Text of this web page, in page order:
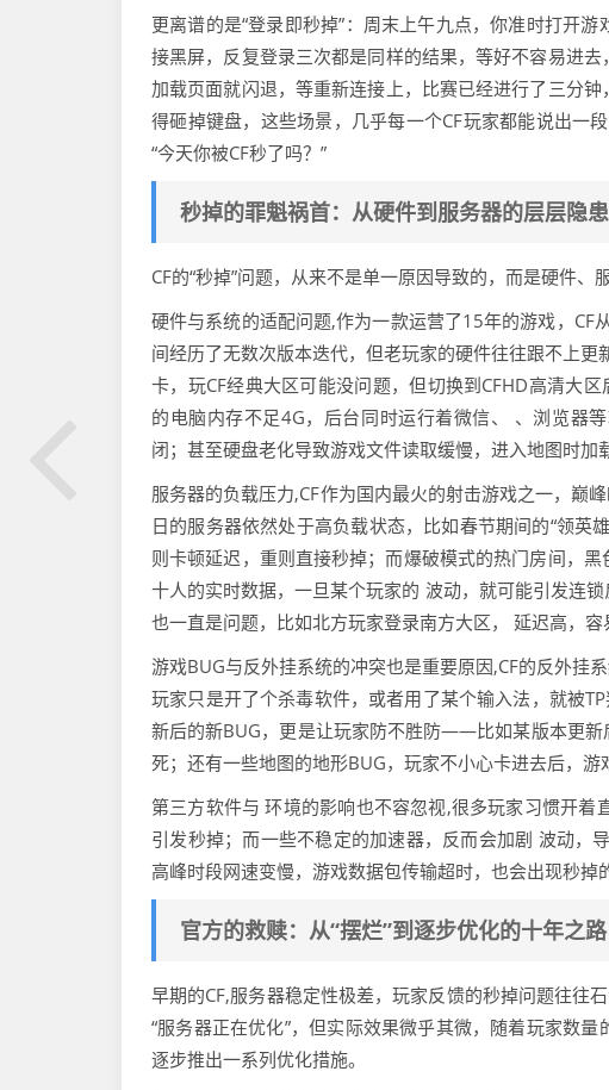
更离谱的是“登录即秒掉”：周末上午九点，你准时打开
接黑屏，反复登录三次都是同样的结果，等好不容易进
加载页面就闪退，等重新连接上，比赛已经进行了三分
得砸掉键盘，这些场景，几乎每一个CF玩家都能说出一
“今天你被CF秒了吗？”
秒掉的罪魁祸首：从硬件到服务器的层层隐患
CF的“秒掉”问题，从来不是单一原因导致的，而是硬件、
硬件与系统的适配问题,作为一款运营了15年的游戏，
间经历了无数次版本迭代，但老玩家的硬件往往跟不上
卡，玩CF经典大区可能没问题，但切换到CFHD高清大
的电脑内存不足4G，后台同时运行着微信、 、浏览器
闭；甚至硬盘老化导致游戏文件读取缓慢，进入地图时加
服务器的负载压力,CF作为国内最火的射击游戏之一，巅
日的服务器依然处于高负载状态，比如春节期间的“领英
则卡顿延迟，重则直接秒掉；而爆破模式的热门房间，
十人的实时数据，一旦某个玩家的 波动，就可能引发连
也一直是问题，比如北方玩家登录南方大区， 延迟高，容
游戏BUG与反外挂系统的冲突也是重要原因,CF的反外挂
玩家只是开了个杀毒软件，或者用了某个输入法，就被
新后的新BUG，更是让玩家防不胜防——比如某版本更
死；还有一些地图的地形BUG，玩家不小心卡进去后，游
第三方软件与 环境的影响也不容忽视,很多玩家习惯开着
引发秒掉；而一些不稳定的加速器，反而会加剧 波动，
高峰时段网速变慢，游戏数据包传输超时，也会出现秒掉
官方的救赎：从“摆烂”到逐步优化的十年之路
早期的CF,服务器稳定性极差，玩家反馈的秒掉问题往
“服务器正在优化”，但实际效果微乎其微，随着玩家数
逐步推出一系列优化措施。